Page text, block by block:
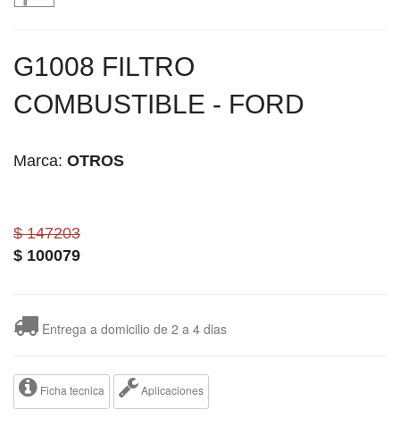
G1008 FILTRO
COMBUSTIBLE - FORD
Marca: OTROS
$ 147203
$ 100079
Entrega a domicilio de 2 a 4 dias
Ficha tecnica Aplicaciones